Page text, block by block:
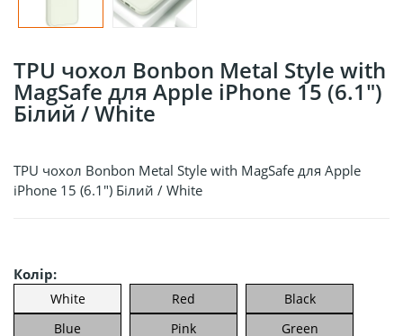
TPU чохол Bonbon Metal Style with
MagSafe для Apple iPhone 15 (6.1")
Білий / White
TPU чохол Bonbon Metal Style with MagSafe для Apple
iPhone 15 (6.1") Білий / White
Колір:
White Red
Black
Blue
Pink
Green